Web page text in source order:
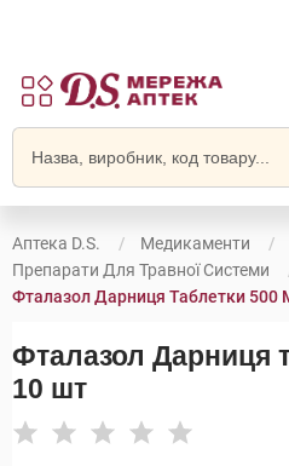
Аптека D.S.
Медикаменти
Препарати Для Травної Системи
Фталазол Дарниця Таблетки 500
Фталазол Дарниця
10 шт